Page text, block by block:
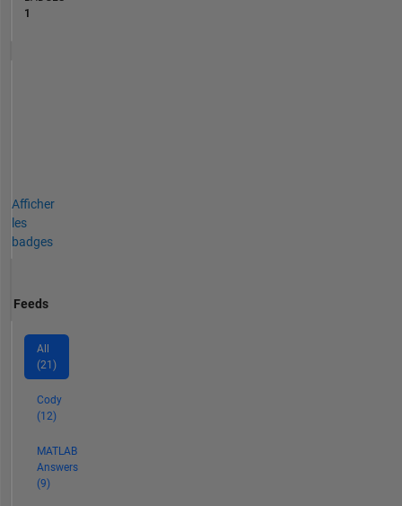
1
Afficher
les
badges
Feeds
All
(21)
Cody
(12)
MATLAB
Answers
(9)